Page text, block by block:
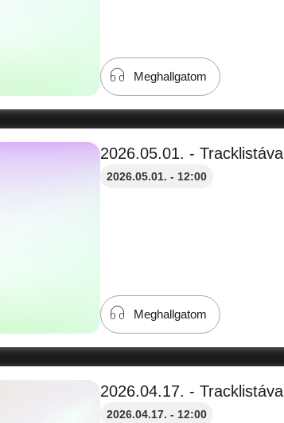
Meghallgatom
2026.05.01. - Tracklistával
2026.05.01. - 12:00
Meghallgatom
2026.04.17. - Tracklistával
2026.04.17. - 12:00